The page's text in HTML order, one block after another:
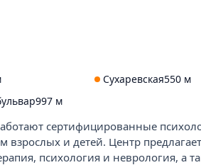
Сухаревская550 м
997 м
сертифицированные
и детей. Центр
психология и неврология, а